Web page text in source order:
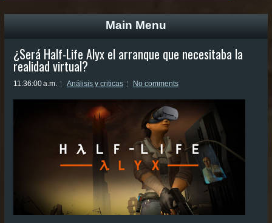
Main Menu
¿Será Half-Life Alyx el arranque que necesitaba la
realidad virtual?
11:36:00 a.m. Análisis y criticas No comments